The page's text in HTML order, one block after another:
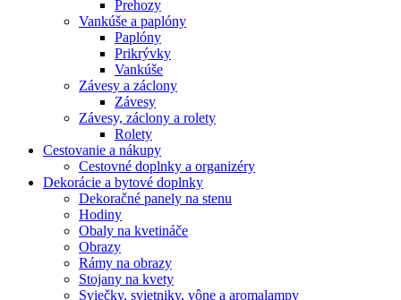
Prehozy
Vankúše a paplóny
Paplóny
Prikrývky
Vankúše
Závesy a záclony
Závesy
Závesy, záclony a rolety
Rolety
Cestovanie a nákupy
Cestovné doplnky a organizéry
Dekorácie a bytové doplnky
Dekoračné panely na stenu
Hodiny
Obaly na kvetináče
Obrazy
Rámy na obrazy
Stojany na kvety
Sviečky, svietniky, vône a aromalampy